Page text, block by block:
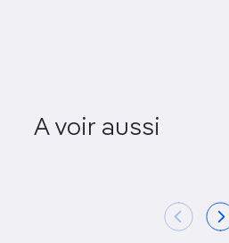
A voir aussi
Valmont Plein Air